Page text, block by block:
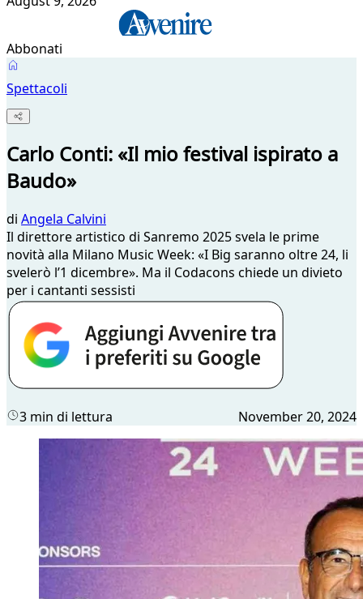
Abbonati
Spettacoli
Carlo Conti: «Il mio festival ispirato a
Baudo»
di Angela Calvini
Il direttore artistico di Sanremo 2025 svela le prime
novità alla Milano Music Week: «I Big saranno oltre 24, li
svelerò l’1 dicembre». Ma il Codacons chiede un divieto
per i cantanti sessisti
3 min di lettura November 20, 2024